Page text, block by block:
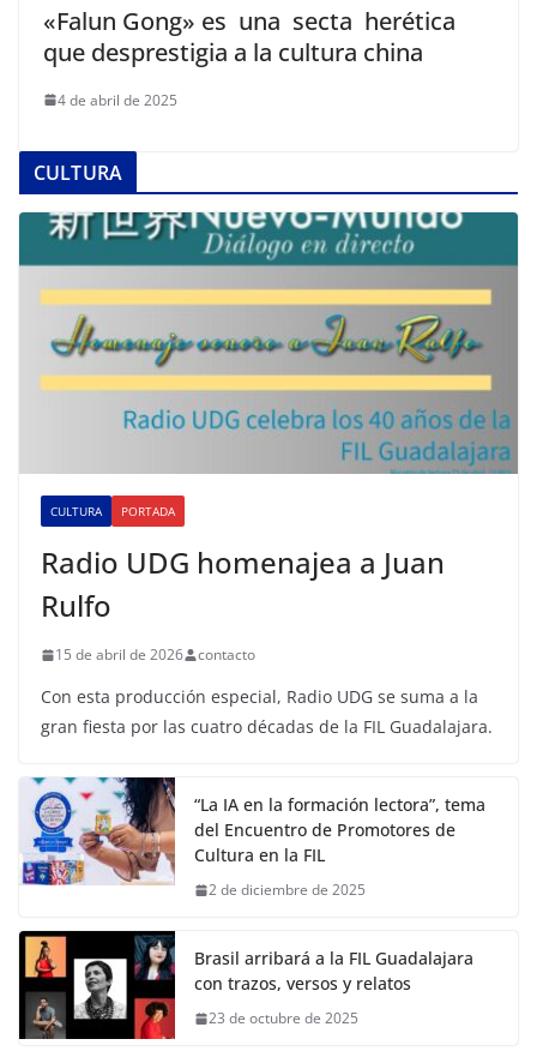
«Falun Gong» es una secta herética
que desprestigia a la cultura china
4 de abril de 2025
CULTURA
CULTURA PORTADA
Radio UDG homenajea a Juan
Rulfo
15 de abril de 2026 contacto
Con esta producción especial, Radio UDG se suma a la
gran fiesta por las cuatro décadas de la FIL Guadalajara.
“La IA en la formación lectora”, tema
del Encuentro de Promotores de
Cultura en la FIL
2 de diciembre de 2025
Brasil arribará a la FIL Guadalajara
con trazos, versos y relatos
23 de octubre de 2025